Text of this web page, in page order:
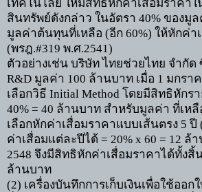
เทคโนโลยี ให้มีสิทธิหักค่าเสื่อมราคา
สินทรัพย์ดังกล่าว ในอัตรา 40% ของมู
มูลค่าต้นทุนที่เหลือ (อีก 60%) ให้หักค่า
(พรฎ.#319 พ.ศ.2541)
ตัวอย่างเช่น บริษัท ไทยช่วยไทย จำกัด
R&D มูลค่า 100 ล้านบาท เมื่อ 1 มกรา
เลือกวิธี Initial Method โดยมีสิทธิหักร
40% = 40 ล้านบาท สำหรับมูลค่า ที่เหลื
เลือกหักค่าเสื่อมราคาแบบเส้นตรง 5ปี
ค่าเสื่อมแต่ละปีได้ = 20% x 60 = 12 ล้า
2548 จึงมีสิทธิหักค่าเสื่อมราคาได้ทั้งสิ้
ล้านบาท
(2) เครื่องบันทึกการเก็บเงินเพื่อใช้ออก